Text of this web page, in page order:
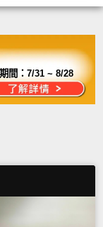
間：7/31 ~ 8/28